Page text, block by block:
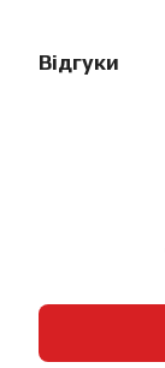
Відгуки